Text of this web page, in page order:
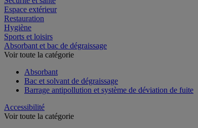
Espace extérieur
Restauration
Hygiène
Sports et loisirs
Absorbant et bac de dégraissage
Voir toute la catégorie
Absorbant
Bac et solvant de dégraissage
Barrage antipollution et système de déviation de fuite
Accessibilité
Voir toute la catégorie